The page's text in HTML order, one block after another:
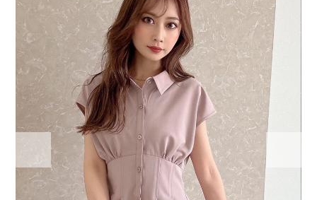
MAGAZINE
LOOK BOOK
NEW ARRIVAL
RANKING
STYLE PHOTO
SHOP LIST
CONCEPT